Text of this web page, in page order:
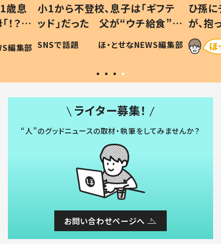
歳息
？」
編集部
小1から不登校、息子は「ギフテ
ッド」だった 父が“ウチ給食”を
作り続ける理由とは #令和の親
#令和の子
SNSで話題 ほ・とせなNEWS編集部
ひ孫
が、
「涙が
い」
ライター募集！
“人”のグッドニュースの取材・執筆をしてみませんか？
お問い合わせページへ